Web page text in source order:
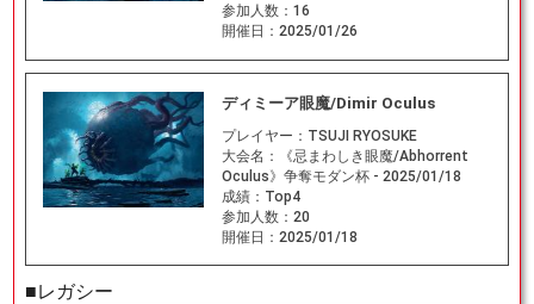
参加人数： 16
開催日： 2025/01/26
ディミーア眼魔/Dimir Oculus
プレイヤー： TSUJI RYOSUKE
大会名：
《忌まわしき眼魔/Abhorrent
Oculus》争奪モダン杯 - 2025/01/18
成績： Top4
参加人数： 20
開催日： 2025/01/18
■レガシー